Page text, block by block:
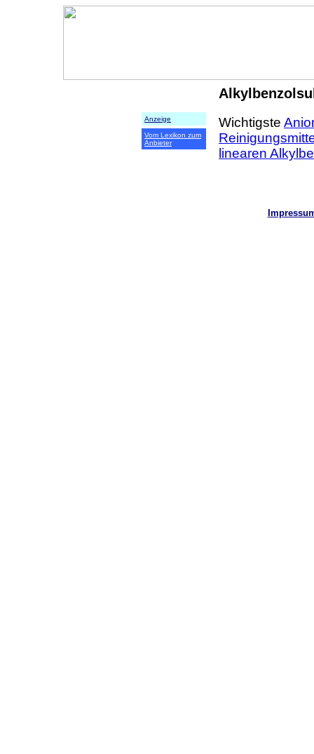
Anzeige
Vom Lexikon zum
Anbieter
Wichtigste
linearen